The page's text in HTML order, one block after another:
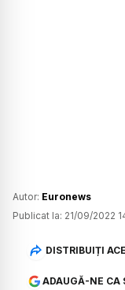
Autor: Euronews
Publicat la: 21/09/2022
DISTRIBUIȚI
ADAUGĂ-NE CA